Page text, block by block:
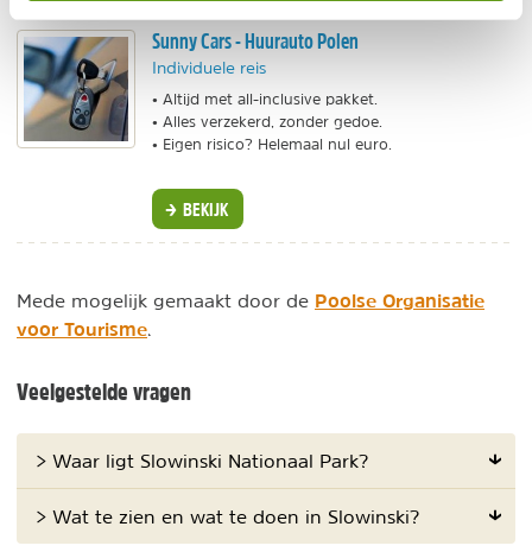
Sunny Cars - Huurauto Polen
Individuele reis
• Altijd met all-inclusive pakket.
• Alles verzekerd, zonder gedoe.
• Eigen risico? Helemaal nul euro.
BEKIJK
Mede mogelijk gemaakt door de Poolse Organisatie
voor Tourisme.
Veelgestelde vragen
> Waar ligt Slowinski Nationaal Park?
> Wat te zien en wat te doen in Slowinski?